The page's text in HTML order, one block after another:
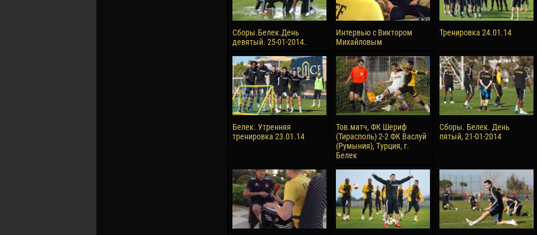
Сборы.Белек.День
девятый. 25-01-2014.
Интервью с Виктором
Михайловым
Тренировка 24.01.14
Белек. Утренняя
тренировка 23.01.14
Тов.матч, ФК Шериф
(Тирасполь) 2-2 ФК Васлуй
(Румыния), Турция, г.
Белек
Сборы. Белек. День
пятый, 21-01-2014